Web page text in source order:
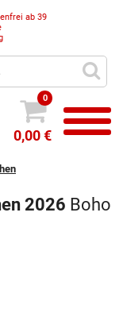
ab 39
0
0,00 €
2026 Boho